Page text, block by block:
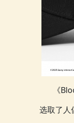
《
选取了人